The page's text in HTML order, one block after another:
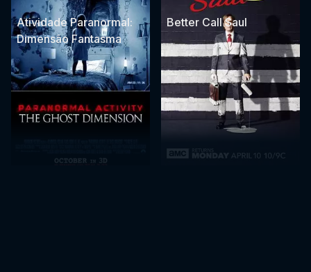
Atividade Paranormal:
Dimensão Fantasma
Better Call Saul